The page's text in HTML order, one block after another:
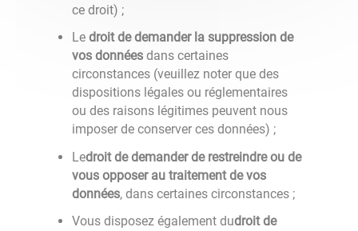
ce droit) ;
Ledroit de demander la suppression de
vos données dans certaines
circonstances (veuillez noter que des
dispositions légales ou réglementaires
ou des raisons légitimes peuvent nous
imposer de conserver ces données) ;
Ledroit de demander de restreindre ou de
vous opposer au traitement de vos
données, dans certaines circonstances ;
Vous disposez également dudroit de